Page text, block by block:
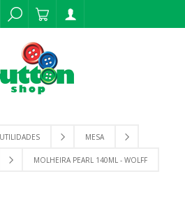
UTILIDADES MESA
MOLHEIRA PEARL 140ML - WOLFF